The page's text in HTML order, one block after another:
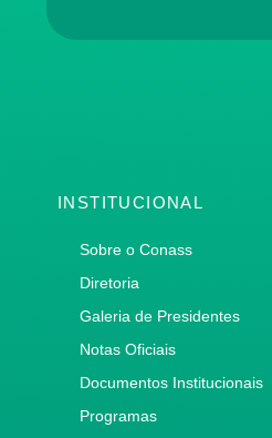
INSTITUCIONAL
Sobre o Conass
Diretoria
Galeria de Presidentes
Notas Oficiais
Documentos Institucionais
Programas